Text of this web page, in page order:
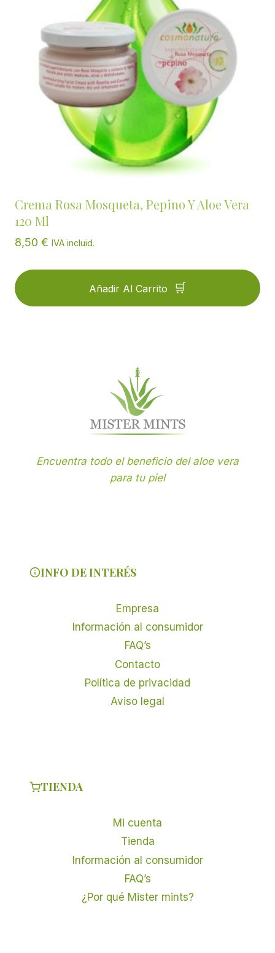
Crema Rosa Mosqueta, Pepino Y Aloe Vera
120 Ml
8,50 € IVA incluid.
Añadir Al Carrito
Encuentra todo el beneficio del aloe vera
para tu piel
INFO DE INTERÉS
Empresa
Información al consumidor
FAQ’s
Contacto
Política de privacidad
Aviso legal
TIENDA
Mi cuenta
Tienda
Información al consumidor
FAQ’s
¿Por qué Mister mints?